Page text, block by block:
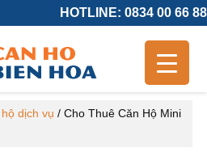
HOTLINE: 0834 00 66 88
dịch vụ / Cho Thuê Căn Hộ Mini